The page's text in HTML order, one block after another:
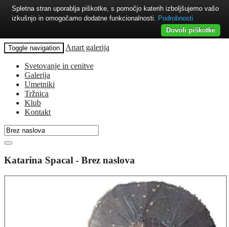
Toggle navigation Anart galerija
Svetovanje in cenitve
Galerija
Umetniki
Tržnica
Klub
Kontakt
Katarina Spacal - Brez naslova
Spletna stran uporablja piškotke, s pomočjo katerih izboljšujemo vašo
izkušnjo in omogočamo dodatne funkcionalnosti. Podrobnosti
Dovoli piškotke